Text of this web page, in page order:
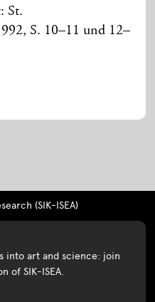
St.
S. 10–11 und 12–
(SIK-ISEA)
into art and science: join
of SIK-ISEA.